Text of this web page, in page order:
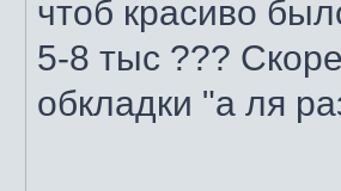
чтоб красиво
5-8 тыс ???
обкладки "а ля